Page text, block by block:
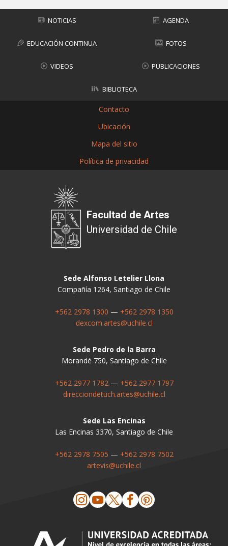
NOTICIAS AGENDA
EDUCACIÓN CONTINUA FOTOS
VIDEOS PUBLICACIONES
BIBLIOTECA
Contacto
Ubicación
Mapa del sitio
Política de privacidad
Facultad de Artes
Universidad de Chile
Sede Alfonso Letelier Llona
Compañía 1264, Santiago de Chile
+562 2978 1300 — +562 2978 1350
dexcom.artes@uchile.cl
Sede Pedro de la Barra
Morandé 750, Santiago de Chile
+562 2977 1782— +562 2977 1797
direcciondetuch.artes@uchile.cl
Sede Las Encinas
Las Encinas 3370, Santiago de Chile
+562 2978 7505 — +562 2978 7502
artevis@uchile.cl